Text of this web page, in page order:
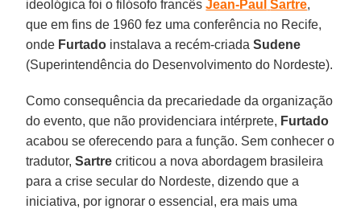
ideológica foi o filósofo francêsJean-Paul Sartre,
que em fins de 1960 fez uma conferência no Recife,
onde Furtado instalava a recém-criadaSudene
(Superintendência do Desenvolvimento do Nordeste).
Como consequência da precariedade da organização
do evento, que não providenciara intérprete, Furtado
acabou se oferecendo para a função. Sem conhecer o
tradutor,Sartre criticou a nova abordagem brasileira
para a crise secular do Nordeste, dizendo que a
iniciativa, por ignorar o essencial, era mais uma